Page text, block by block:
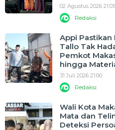
02 Agustus 2026 21:05
Redaksi
Appi Pastikan
Tallo Tak
Pemkot
hingga
31 Juli 2026 21:00
Redaksi
Wali Kota
Mata dan
Deteksi